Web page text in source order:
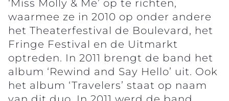
‘Miss Molly & Me’ op te richten,
waarmee ze in 2010 op onder andere
het Theaterfestival de Boulevard, het
Fringe Festival en de Uitmarkt
optreden. In 2011 brengt de band het
album ‘Rewind and Say Hello’ uit. Ook
het album ‘Travelers’ staat op naam